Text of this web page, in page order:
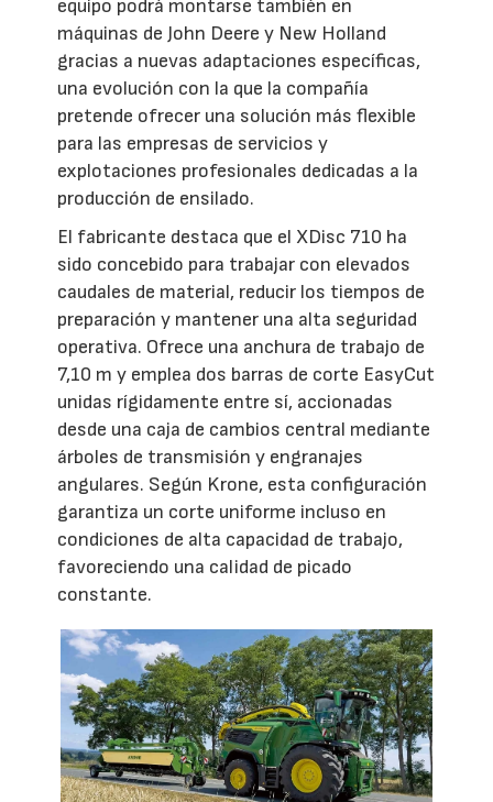
equipo podrá montarse también en
máquinas de John Deere y New Holland
gracias a nuevas adaptaciones específicas,
una evolución con la que la compañía
pretende ofrecer una solución más flexible
para las empresas de servicios y
explotaciones profesionales dedicadas a la
producción de ensilado.
El fabricante destaca que el XDisc 710 ha
sido concebido para trabajar con elevados
caudales de material, reducir los tiempos de
preparación y mantener una alta seguridad
operativa. Ofrece una anchura de trabajo de
7,10 m y emplea dos barras de corte EasyCut
unidas rígidamente entre sí, accionadas
desde una caja de cambios central mediante
árboles de transmisión y engranajes
angulares. Según Krone, esta configuración
garantiza un corte uniforme incluso en
condiciones de alta capacidad de trabajo,
favoreciendo una calidad de picado
constante.